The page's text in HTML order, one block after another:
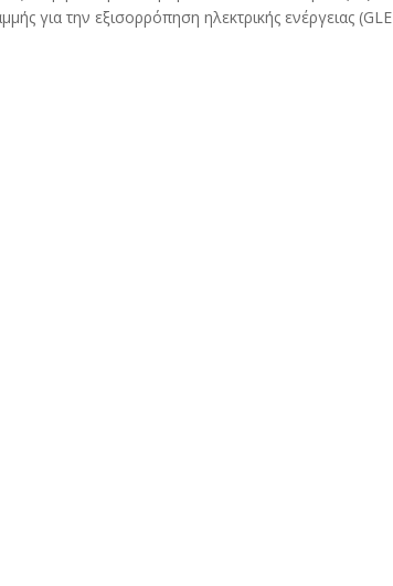
για την εξισορρόπηση ηλεκτρικής ενέργειας